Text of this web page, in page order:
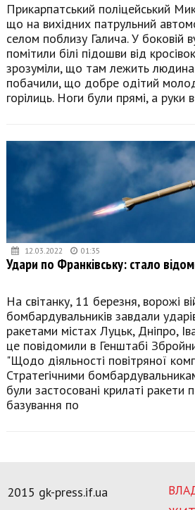
Прикарпатський поліцейський
що на вихідних патрульний
селом поблизу Галича. У боковій
помітили білі підошви від
зрозуміли, що там лежить
побачили, що добре одітий
горілиць. Ноги були прямі, а руки
12.03.2022 01:35
Удари по Франківську: стало
На світанку, 11 березня, ворожі
бомбардувальників завдали
ракетами містах Луцьк, Дніпро,
це повідомили в Генштабі
"Щодо діяльності повітряної
Стратегічними
були застосовані крилаті ракети
базування по
2015 gk-press.if.ua